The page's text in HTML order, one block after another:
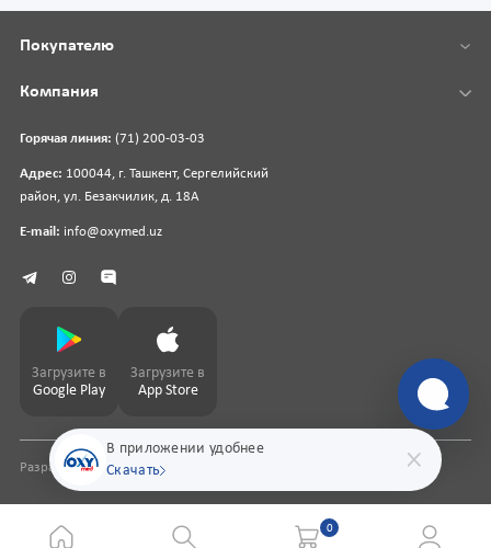
В приложении удобнее
Скачать
Горячая линия: (71) 200-03-03
Адрес: 100044, г. Ташкент, Сергелийский
район, ул. Безакчилик, д. 18А
E-mail: info@oxymed.uz
Покупателю
Компания
Загрузите в
Google Play
Загрузите в
App Store
Разработка сайтаpharmit.uz
0